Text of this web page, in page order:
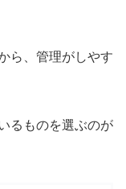
ら、管理がしやす
るものを選ぶのが